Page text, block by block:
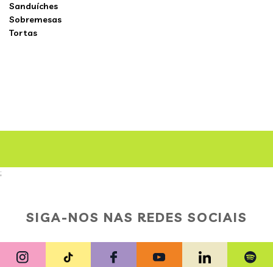
Sanduíches
Sobremesas
Tortas
;
SIGA-NOS NAS REDES SOCIAIS